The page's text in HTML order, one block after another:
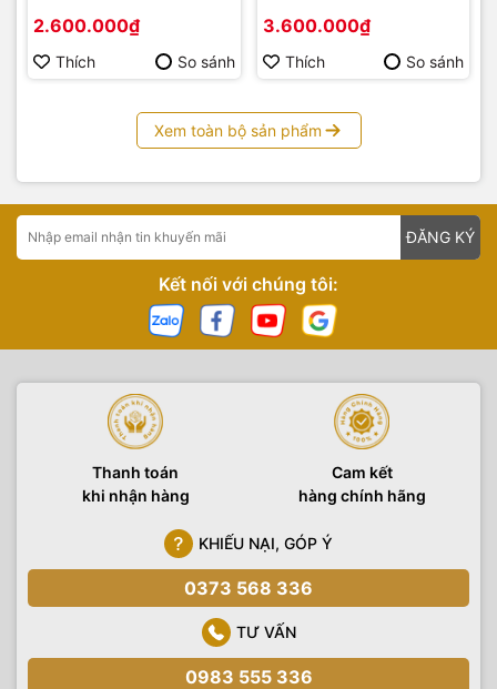
2.600.000₫
Thích So sánh
3.600.000₫
Thích So sánh
Xem toàn bộ sản phẩm
ĐĂNG KÝ
Kết nối với chúng tôi:
Thanh toán
khi nhận hàng
Cam kết
hàng chính hãng
KHIẾU NẠI, GÓP Ý
0373 568 336
TƯ VẤN
0983 555 336